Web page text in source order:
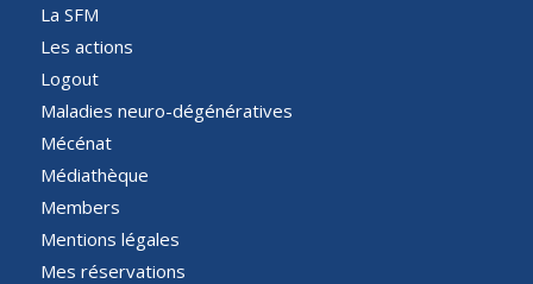
La SFM
Les actions
Logout
Maladies neuro-dégénératives
Mécénat
Médiathèque
Members
Mentions légales
Mes réservations